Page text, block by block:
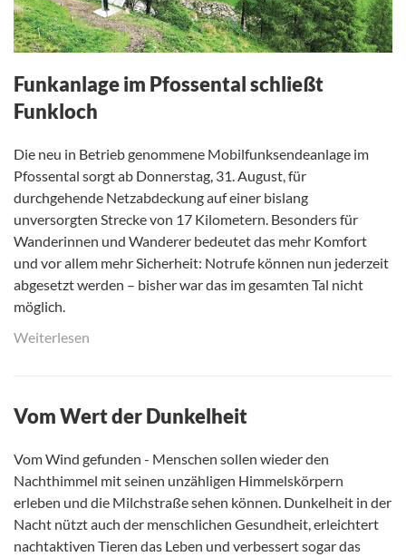
Funkanlage im Pfossental schließt
Funkloch
Die neu in Betrieb genommene Mobilfunksendeanlage im
Pfossental sorgt ab Donnerstag, 31. August, für
durchgehende Netzabdeckung auf einer bislang
unversorgten Strecke von 17 Kilometern. Besonders für
Wanderinnen und Wanderer bedeutet das mehr Komfort
und vor allem mehr Sicherheit: Notrufe können nun jederzeit
abgesetzt werden – bisher war das im gesamten Tal nicht
möglich.
Weiterlesen
Vom Wert der Dunkelheit
Vom Wind gefunden - Menschen sollen wieder den
Nachthimmel mit seinen unzähligen Himmelskörpern
erleben und die Milchstraße sehen können. Dunkelheit in der
Nacht nützt auch der menschlichen Gesundheit, erleichtert
nachtaktiven Tieren das Leben und verbessert sogar das